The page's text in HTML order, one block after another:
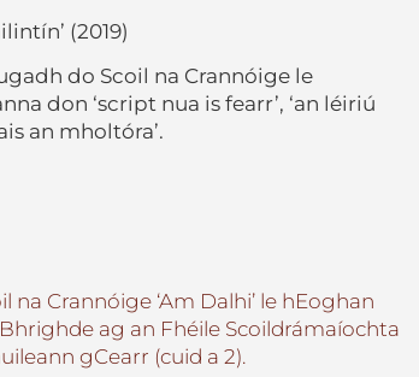
(2019)
do Scoil na Crannóige le
don ‘script nua is fearr’, ‘an léiriú
an mholtóra’.
na Crannóige ‘Am Dalhi’ le hEoghan
ag an Fhéile Scoildrámaíochta
gCearr (cuid a 2).